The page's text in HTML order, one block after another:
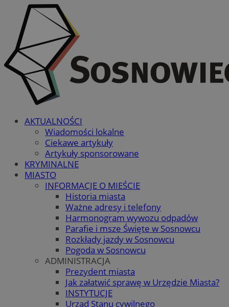
AKTUALNOŚCI
Wiadomości lokalne
Ciekawe artykuły
Artykuły sponsorowane
KRYMINALNE
MIASTO
INFORMACJE O MIEŚCIE
Historia miasta
Ważne adresy i telefony
Harmonogram wywozu odpadów
Parafie i msze Święte w Sosnowcu
Rozkłady jazdy w Sosnowcu
Pogoda w Sosnowcu
ADMINISTRACJA
Prezydent miasta
Jak załatwić sprawę w Urzędzie Miasta?
INSTYTUCJE
Urząd Stanu cywilnego